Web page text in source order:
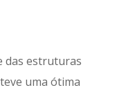
das estruturas
uma ótima